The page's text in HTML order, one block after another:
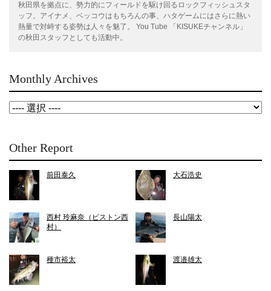
秋田県を拠点に、勢力的にフィールドを駆け回るロックフィッシュスタ
ッフ。アイナメ、ベッコウはもちろんの事、ハタゲームにはさらに熱い
熱量で対峙する姿勢は人々を魅了。 You Tube 「KISUKEチャンネル」
の秋田スタッフとしても活動中。
Monthly Archives
Other Report
前田泰久 大石浩史
西村 玲麻奈（ピストン西
村）
長山陽太
種市裕太 渡邉雄太